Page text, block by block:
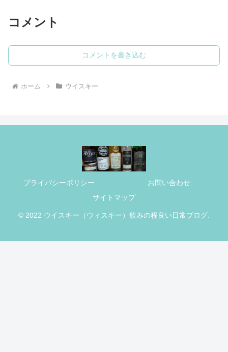
コメント
コメントを書き込む
ホーム ウイスキー
プライバシーポリシー
お問い合わせ
サイトマップ
© 2022 ウイスキー（ウィスキー）飲みの程良い日常ブログ.